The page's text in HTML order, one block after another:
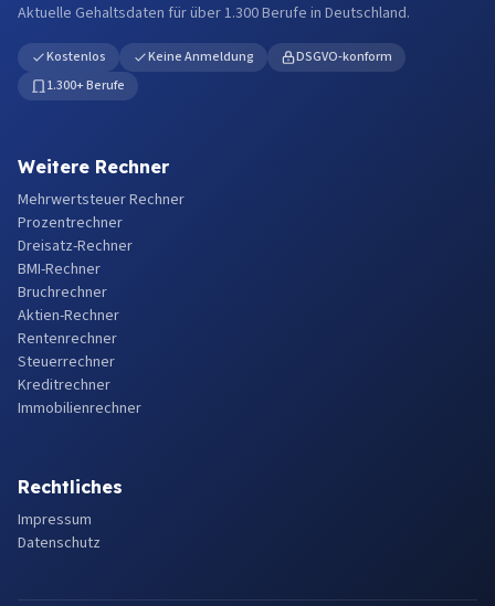
Aktuelle Gehaltsdaten für über 1.300 Berufe in Deutschland.
Kostenlos Keine Anmeldung
DSGVO-konform
1.300+ Berufe
Weitere Rechner
Mehrwertsteuer Rechner
Prozentrechner
Dreisatz-Rechner
BMI-Rechner
Bruchrechner
Aktien-Rechner
Rentenrechner
Steuerrechner
Kreditrechner
Immobilienrechner
Rechtliches
Impressum
Datenschutz